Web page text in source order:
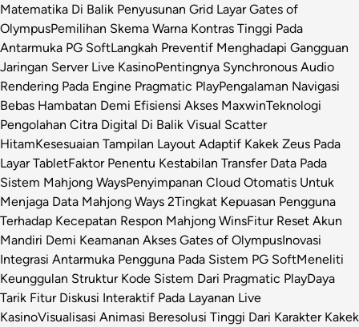
Matematika Di Balik Penyusunan Grid Layar Gates of
OlympusPemilihan Skema Warna Kontras Tinggi Pada
Antarmuka PG SoftLangkah Preventif Menghadapi Gangguan
Jaringan Server Live KasinoPentingnya Synchronous Audio
Rendering Pada Engine Pragmatic PlayPengalaman Navigasi
Bebas Hambatan Demi Efisiensi Akses MaxwinTeknologi
Pengolahan Citra Digital Di Balik Visual Scatter
HitamKesesuaian Tampilan Layout Adaptif Kakek Zeus Pada
Layar TabletFaktor Penentu Kestabilan Transfer Data Pada
Sistem Mahjong WaysPenyimpanan Cloud Otomatis Untuk
Menjaga Data Mahjong Ways 2Tingkat Kepuasan Pengguna
Terhadap Kecepatan Respon Mahjong WinsFitur Reset Akun
Mandiri Demi Keamanan Akses Gates of OlympusInovasi
Integrasi Antarmuka Pengguna Pada Sistem PG SoftMeneliti
Keunggulan Struktur Kode Sistem Dari Pragmatic PlayDaya
Tarik Fitur Diskusi Interaktif Pada Layanan Live
KasinoVisualisasi Animasi Beresolusi Tinggi Dari Karakter Kakek